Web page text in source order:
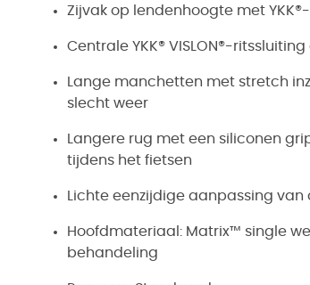
Zijvak op lendenhoogte met
Centrale YKK® VISLON®-
Lange manchetten met stretch
slecht weer
Langere rug met een siliconen
tijdens het fietsen
Lichte eenzijdige aanpassing
Hoofdmateriaal: Matrix™ single
behandeling